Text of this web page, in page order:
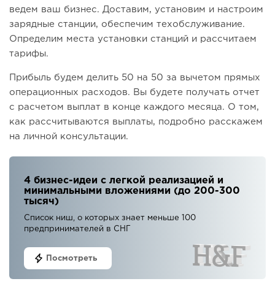
ведем ваш бизнес. Доставим, установим и настроим
зарядные станции, обеспечим техобслуживание.
Определим места установки станций и рассчитаем
тарифы.
Прибыль будем делить 50 на 50 за вычетом прямых
операционных расходов. Вы будете получать отчет
с расчетом выплат в конце каждого месяца. О том,
как рассчитываются выплаты, подробно расскажем
на личной консультации.
4 бизнес-идеи с легкой реализацией и
минимальными вложениями (до 200-300
тысяч)
Список ниш, о которых знает меньше 100
предпринимателей в СНГ
Посмотреть